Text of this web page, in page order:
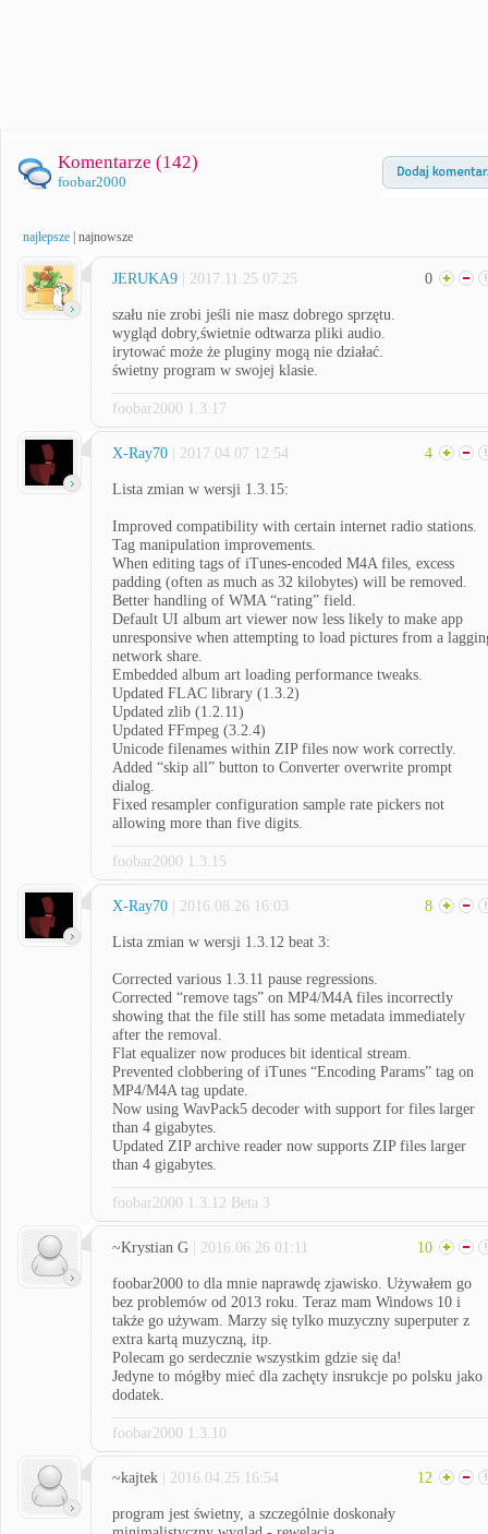
Komentarze (142)
foobar2000
najlepsze najnowsze
JERUKA9 | 2017.11.25 07:25 0
szału nie zrobi jeśli nie masz dobrego sprzętu.
wygląd dobry,świetnie odtwarza pliki audio.
irytować może że pluginy mogą nie działać.
świetny program w swojej klasie.
foobar2000 1.3.17
X-Ray70 | 2017.04.07 12:54 4
Lista zmian w wersji 1.3.15:
Improved compatibility with certain internet radio stations.
Tag manipulation improvements.
When editing tags of iTunes-encoded M4A files, excess
padding (often as much as 32 kilobytes) will be removed.
Better handling of WMA “rating” field.
Default UI album art viewer now less likely to make app
unresponsive when attempting to load pictures from a
network share.
Embedded album art loading performance tweaks.
Updated FLAC library (1.3.2)
Updated zlib (1.2.11)
Updated FFmpeg (3.2.4)
Unicode filenames within ZIP files now work correctly.
Added “skip all” button to Converter overwrite prompt
dialog.
Fixed resampler configuration sample rate pickers not
allowing more than five digits.
foobar2000 1.3.15
X-Ray70 | 2016.08.26 16:03 8
Lista zmian w wersji 1.3.12 beat 3:
Corrected various 1.3.11 pause regressions.
Corrected “remove tags” on MP4/M4A files incorrectly
showing that the file still has some metadata immediately
after the removal.
Flat equalizer now produces bit identical stream.
Prevented clobbering of iTunes “Encoding Params” tag on
MP4/M4A tag update.
Now using WavPack5 decoder with support for files larger
than 4 gigabytes.
Updated ZIP archive reader now supports ZIP files larger
than 4 gigabytes.
foobar2000 1.3.12 Beta 3
~Krystian G | 2016.06.26 01:11 10
foobar2000 to dla mnie naprawdę zjawisko. Używałem go
bez problemów od 2013 roku. Teraz mam Windows 10 i
także go używam. Marzy się tylko muzyczny superputer z
extra kartą muzyczną, itp.
Polecam go serdecznie wszystkim gdzie się da!
Jedyne to mógłby mieć dla zachęty insrukcje po polsku jako
dodatek.
foobar2000 1.3.10
~kajtek | 2016.04.25 16:54 12
program jest świetny, a szczególnie doskonały